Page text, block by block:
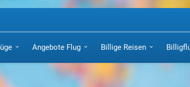
Angebote Flug Billige Reisen